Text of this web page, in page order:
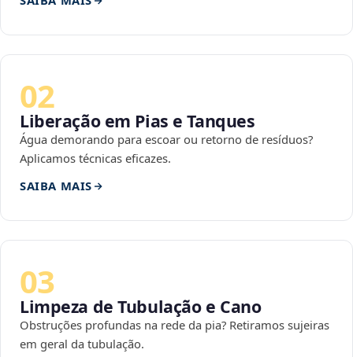
02
Liberação em Pias e Tanques
Água demorando para escoar ou retorno de resíduos?
Aplicamos técnicas eficazes.
SAIBA MAIS
03
Limpeza de Tubulação e Cano
Obstruções profundas na rede da pia? Retiramos sujeiras
em geral da tubulação.